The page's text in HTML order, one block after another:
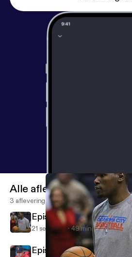
Alle afleveringen
3 afleveringen
Episode 5: The Durant
21 sep 2017 49 min
Episode 3: Gary